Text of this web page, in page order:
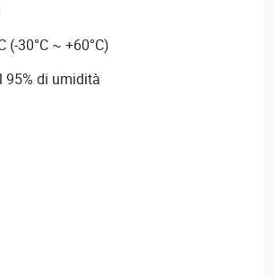
30°C ~ +60°C)
di umidità